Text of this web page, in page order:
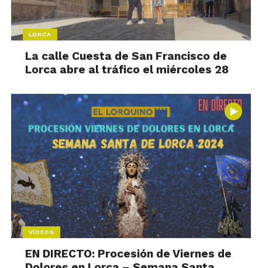
LORCA
La calle Cuesta de San Francisco de
Lorca abre al tráfico el miércoles 28
VÍDEOS
EN DIRECTO: Procesión de Viernes de